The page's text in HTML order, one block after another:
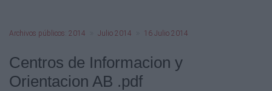
Archivos públicos: 2014 Julio 2014 16 Julio 2014
Centros de Informacion y
Orientacion AB .pdf